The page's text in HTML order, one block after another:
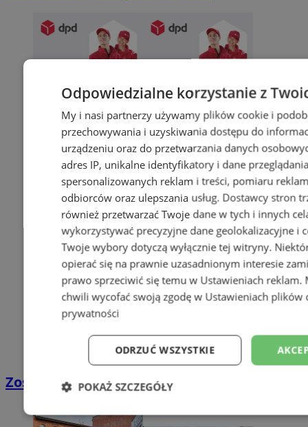
Zostań kierowcą w DPD
Odpowiedzialne korzystanie z
My i nasi partnerzy używamy plików cookie i
przechowywania i uzyskiwania dostępu do
urządzeniu oraz do przetwarzania danych
adres IP, unikalne identyfikatory i dane
spersonalizowanych reklam i treści, pomiaru
odbiorców oraz ulepszania usług. Dostawcy stron
również przetwarzać Twoje dane w tych i innych
wykorzystywać precyzyjne dane geolokalizacyjne i
Twoje wybory dotyczą wyłącznie tej witryny.
opierać się na prawnie uzasadnionym interesie
prawo sprzeciwić się temu w Ustawieniach reklam.
chwili wycofać swoją zgodę w Ustawieniach plików
prywatności
ODRZUĆ WSZYSTKIE
POKAŻ SZCZEGÓŁY
Niezbędne Wydajność